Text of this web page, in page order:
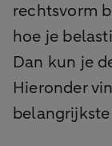
rechtsvorm
hoe je
Dan kun je
Hieronder